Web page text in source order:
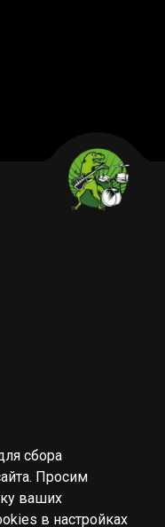
сбора
Просим
ваших
в настройках